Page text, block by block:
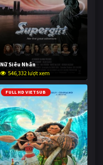
Nữ Siêu Nhân
546,332 lượt xem
FULL HD VIETSUB